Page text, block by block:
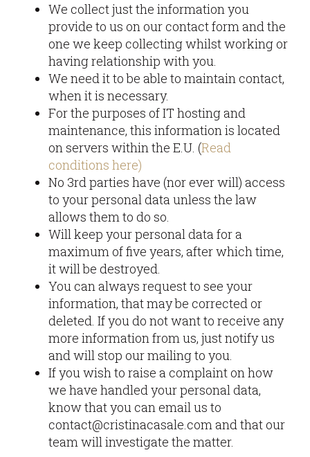
We collect just the information you
provide to us on our contact form and the
one we keep collecting whilst working or
having relationship with you.
We need it to be able to maintain contact,
when it is necessary.
For the purposes of IT hosting and
maintenance, this information is located
on servers within the E.U. (Read
conditions here)
No 3rd parties have (nor ever will) access
to your personal data unless the law
allows them to do so.
Will keep your personal data for a
maximum of five years, after which time,
it will be destroyed.
You can always request to see your
information, that may be corrected or
deleted. If you do not want to receive any
more information from us, just notify us
and will stop our mailing to you.
If you wish to raise a complaint on how
we have handled your personal data,
know that you can email us to
contact@cristinacasale.com and that our
team will investigate the matter.